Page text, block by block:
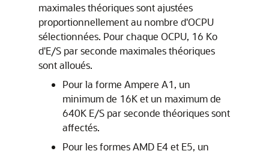
maximales théoriques sont ajustées
proportionnellement au nombre d'OCPU
sélectionnées. Pour chaque OCPU, 16 Ko
d'E/S par seconde maximales théoriques
sont alloués.
Pour la forme Ampere A1, un
minimum de 16K et un maximum de
640K E/S par seconde théoriques sont
affectés.
Pour les formes AMD E4 et E5, un